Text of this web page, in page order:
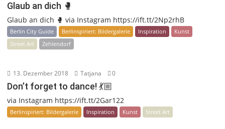
Glaub an dich 🥊
Glaub an dich 🥊 via Instagram https://ift.tt/2Np2rhB
Berlin City Guide Berlinspiriert: Bildergalerie Inspiration
Kunst
Street Art
Zehlendorf
13. Dezember 2018 Tatjana 0
Don’t forget to dance! 💃🏼
via Instagram https://ift.tt/2Gar122
Berlinspiriert: Bildergalerie Inspiration Kunst Street Art